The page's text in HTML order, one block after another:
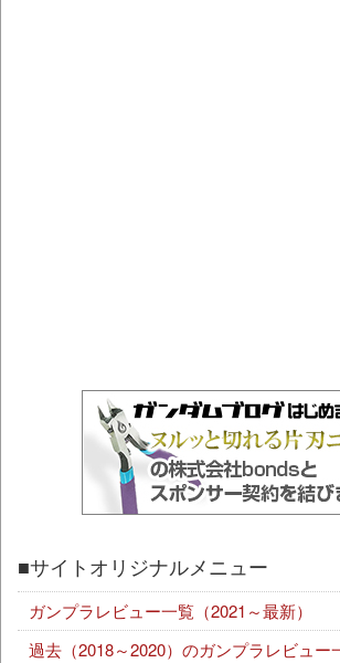
■サイトオリジナルメニュー
ガンプラレビュー一覧（2021～最新）
過去（2018～2020）のガンプラレビュー